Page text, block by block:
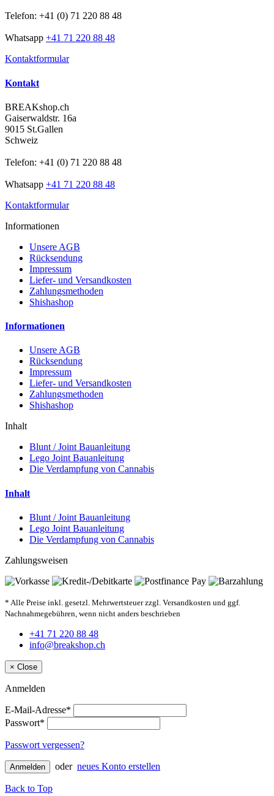
Telefon: +41 (0) 71 220 88 48
Whatsapp +41 71 220 88 48
Kontaktformular
Kontakt
BREAKshop.ch
Gaiserwaldstr. 16a
9015 St.Gallen
Schweiz
Telefon: +41 (0) 71 220 88 48
Whatsapp +41 71 220 88 48
Kontaktformular
Informationen
Unsere AGB
Rücksendung
Impressum
Liefer- und Versandkosten
Zahlungsmethoden
Shishashop
Informationen
Unsere AGB
Rücksendung
Impressum
Liefer- und Versandkosten
Zahlungsmethoden
Shishashop
Inhalt
Blunt / Joint Bauanleitung
Lego Joint Bauanleitung
Die Verdampfung von Cannabis
Inhalt
Blunt / Joint Bauanleitung
Lego Joint Bauanleitung
Die Verdampfung von Cannabis
Zahlungsweisen
* Alle Preise inkl. gesetzl. Mehrwertsteuer zzgl. Versandkosten und ggf.
Nachnahmegebühren, wenn nicht anders beschrieben
+41 71 220 88 48
info@breakshop.ch
× Close
Anmelden
E-Mail-Adresse*
Passwort*
Passwort vergessen?
Anmelden oder neues Konto erstellen
Back to Top